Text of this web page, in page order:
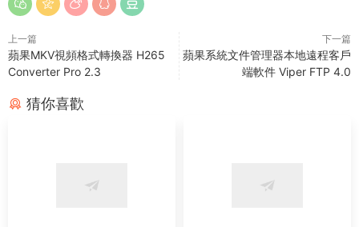
上一篇
蘋果MKV視頻格式轉換器 H265
Converter Pro 2.3
下一篇
蘋果系統文件管理器本地遠程客戶
端軟件 Viper FTP 4.0
猜你喜歡